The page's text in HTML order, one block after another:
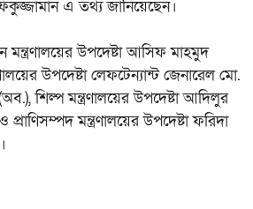
এ তথ্য জানিয়েছেন।
মন্ত্রণালয়ের উপদেষ্টা আসিফ মাহমুদ
উপদেষ্টা লেফটেন্যান্ট জেনারেল মো.
শিল্প মন্ত্রণালয়ের উপদেষ্টা আদিলুর
মন্ত্রণালয়ের উপদেষ্টা ফরিদা